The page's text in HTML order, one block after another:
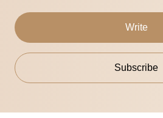
Write
Subscribe